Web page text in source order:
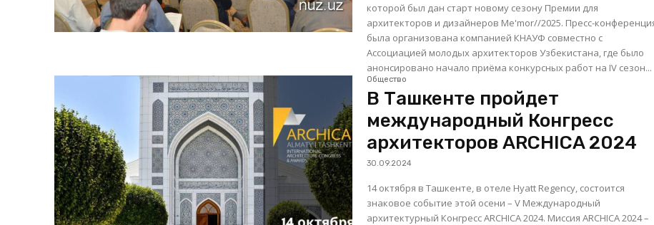
которой был дан старт новому сезону Премии для
архитекторов и дизайнеров Me'mor//2025. Пресс-конференция
была организована компанией КНАУФ совместно с
Ассоциацией молодых архитекторов Узбекистана, где было
анонсировано начало приёма конкурсных работ на IV сезон...
Общество
В Ташкенте пройдет
международный Конгресс
архитекторов ARCHICA 2024
30.09.2024
14 октября в Ташкенте, в отеле Hyatt Regency, состоится
знаковое событие этой осени – V Международный
архитектурный Конгресс ARCHICA 2024. Миссия ARCHICA 2024 –